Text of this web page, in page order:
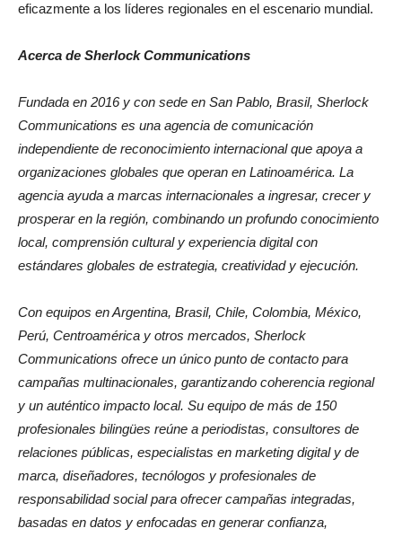
eficazmente a los líderes regionales en el escenario mundial.
Acerca de Sherlock Communications
Fundada en 2016 y con sede en San Pablo, Brasil, Sherlock
Communications es una agencia de comunicación
independiente de reconocimiento internacional que apoya a
organizaciones globales que operan en Latinoamérica. La
agencia ayuda a marcas internacionales a ingresar, crecer y
prosperar en la región, combinando un profundo conocimiento
local, comprensión cultural y experiencia digital con
estándares globales de estrategia, creatividad y ejecución.
Con equipos en Argentina, Brasil, Chile, Colombia, México,
Perú, Centroamérica y otros mercados, Sherlock
Communications ofrece un único punto de contacto para
campañas multinacionales, garantizando coherencia regional
y un auténtico impacto local. Su equipo de más de 150
profesionales bilingües reúne a periodistas, consultores de
relaciones públicas, especialistas en marketing digital y de
marca, diseñadores, tecnólogos y profesionales de
responsabilidad social para ofrecer campañas integradas,
basadas en datos y enfocadas en generar confianza,